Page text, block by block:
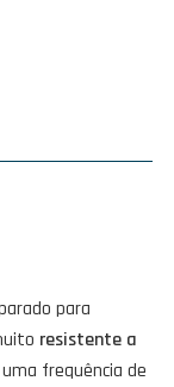
para
resistente a
frequência de